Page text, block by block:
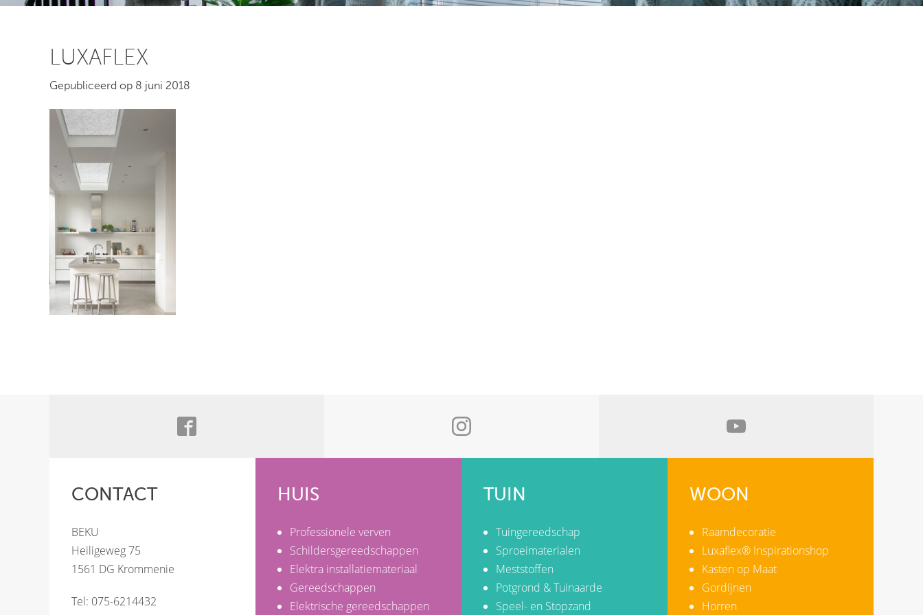
LUXAFLEX
Gepubliceerd op 8 juni 2018
CONTACT
BEKU
Heiligeweg 75
1561 DG Krommenie
Tel: 075-6214432
HUIS
Professionele verven
Schildersgereedschappen
Elektra installatiemateriaal
Gereedschappen
Elektrische gereedschappen
TUIN
Tuingereedschap
Sproeimaterialen
Meststoffen
Potgrond & Tuinaarde
Speel- en Stopzand
WOON
Raamdecoratie
Luxaflex® Inspirationshop
Kasten op Maat
Gordijnen
Horren